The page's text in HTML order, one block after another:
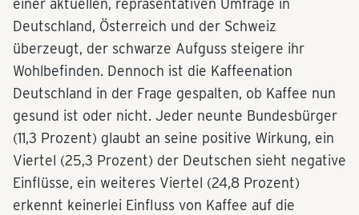
einer aktuellen, repräsentativen Umfrage in
Deutschland, Österreich und der Schweiz
überzeugt, der schwarze Aufguss steigere ihr
Wohlbefinden. Dennoch ist die Kaffeenation
Deutschland in der Frage gespalten, ob Kaffee nun
gesund ist oder nicht. Jeder neunte Bundesbürger
(11,3 Prozent) glaubt an seine positive Wirkung, ein
Viertel (25,3 Prozent) der Deutschen sieht negative
Einflüsse, ein weiteres Viertel (24,8 Prozent)
erkennt keinerlei Einfluss von Kaffee auf die